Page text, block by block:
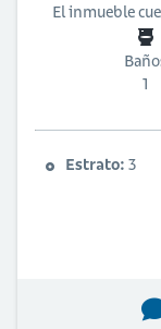
El inmueble
1
Estrato: 3